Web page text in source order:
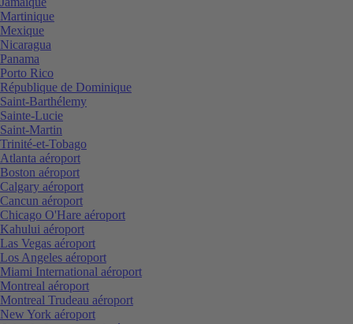
Martinique
Mexique
Nicaragua
Panama
Porto Rico
République de Dominique
Saint-Barthélemy
Sainte-Lucie
Saint-Martin
Trinité-et-Tobago
Atlanta aéroport
Boston aéroport
Calgary aéroport
Cancun aéroport
Chicago O'Hare aéroport
Kahului aéroport
Las Vegas aéroport
Los Angeles aéroport
Miami International aéroport
Montreal aéroport
Montreal Trudeau aéroport
New York aéroport